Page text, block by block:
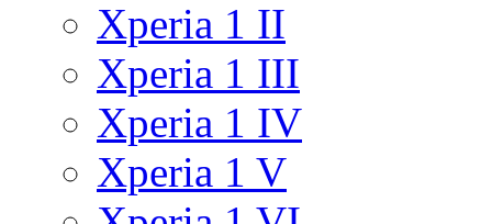
Xperia 1 II
Xperia 1 III
Xperia 1 IV
Xperia 1 V